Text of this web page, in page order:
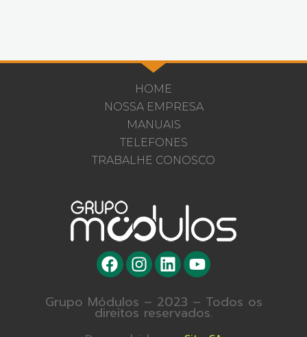
HOME
NOSSA EMPRESA
MANUAIS
TELEFONES
TRABALHE CONOSCO
Grupo Módulos – 2023 – Todos os
direitos reservados.